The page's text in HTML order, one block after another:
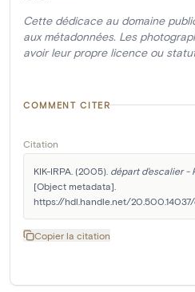
Cette dédicace au domaine
aux métadonnées. Les
avoir leur propre licence ou
COMMENT CITER
Citation
KIK-IRPA. (2005). départ d'escalier -
[Object metadata].
https://hdl.handle.net/20.500.14037/
Copier la citation